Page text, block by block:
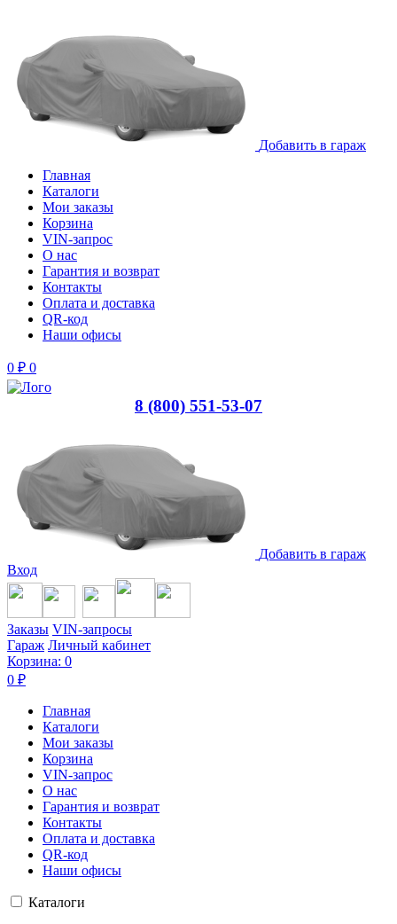
Добавить в гараж
Главная
Каталоги
Мои заказы
Корзина
VIN-запрос
О нас
Гарантия и возврат
Контакты
Оплата и доставка
QR-код
Наши офисы
0 ₽ 0
8 (800) 551-53-07
Добавить в гараж
Вход
Заказы VIN-запросы
Гараж Личный кабинет
Корзина: 0
0 ₽
Главная
Каталоги
Мои заказы
Корзина
VIN-запрос
О нас
Гарантия и возврат
Контакты
Оплата и доставка
QR-код
Наши офисы
Каталоги